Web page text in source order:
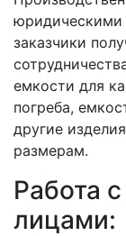
юридическими
заказчики
емкости для
погреба,
другие
размерам.
Работа
лицами: